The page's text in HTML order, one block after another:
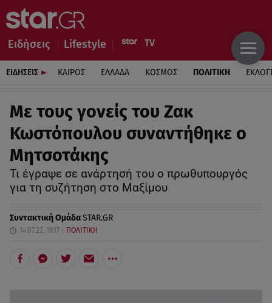
Ειδήσεις Lifestyle
ΕΙΔΗΣΕΙΣ ΚΑΙΡΟΣ ΕΛΛΑΔΑ ΚΟΣΜΟΣ ΠΟΛΙΤΙΚΗ
Με τους γονείς του Ζακ
Κωστόπουλου συναντήθηκε ο
Μητσοτάκης
Τι έγραψε σε ανάρτησή του ο πρωθυπουργός
για τη συζήτηση στο Μαξίμου
Συντακτική ΟμάδαSTAR.GR
14.07.22, 19:17 ΠΟΛΙΤΙΚΗ